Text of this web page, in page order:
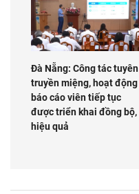
Đà Nẵng: Công tác tuyên
truyền miệng, hoạt động
báo cáo viên tiếp tục
được triển khai đồng bộ,
hiệu quả